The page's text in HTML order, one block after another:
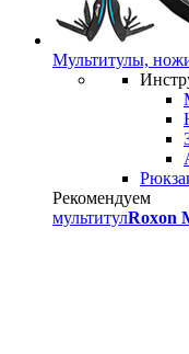
Мультитулы,
Рекомендуем
мультитулRoxon